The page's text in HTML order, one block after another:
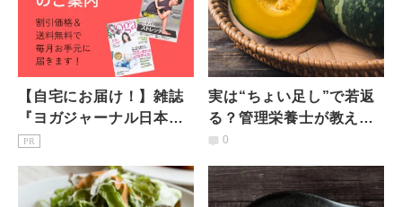
【自宅にお届け！】雑誌
『ヨガジャーナル日本
版』予約購読のご案内
PR
実は“ちょい足し”で若返
る？管理栄養士が教える
「かぼちゃ最強の掛け合
0